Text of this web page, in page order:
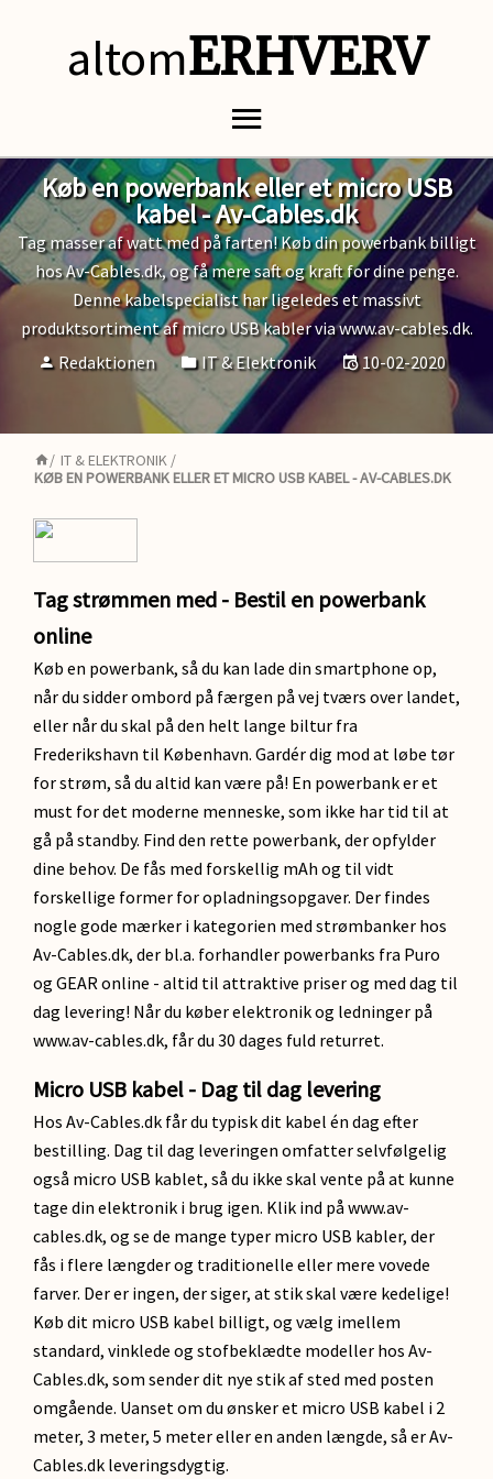
altomERHVERV
Køb en powerbank eller et micro USB
kabel - Av-Cables.dk
Tag masser af watt med på farten! Køb din powerbank billigt
hos Av-Cables.dk, og få mere saft og kraft for dine penge.
Denne kabelspecialist har ligeledes et massivt
produktsortiment af micro USB kabler via www.av-cables.dk.
Redaktionen
IT & Elektronik 10-02-2020
/ IT & ELEKTRONIK /
KØB EN POWERBANK ELLER ET MICRO USB KABEL - AV-CABLES.DK
Tag strømmen med - Bestil en powerbank
online
Køb en powerbank, så du kan lade din smartphone op,
når du sidder ombord på færgen på vej tværs over landet,
eller når du skal på den helt lange biltur fra
Frederikshavn til København. Gardér dig mod at løbe tør
for strøm, så du altid kan være på! En powerbank er et
must for det moderne menneske, som ikke har tid til at
gå på standby. Find den rette powerbank, der opfylder
dine behov. De fås med forskellig mAh og til vidt
forskellige former for opladningsopgaver. Der findes
nogle gode mærker i kategorien med strømbanker hos
Av-Cables.dk, der bl.a. forhandler powerbanks fra Puro
og GEAR online - altid til attraktive priser og med dag til
dag levering! Når du køber elektronik og ledninger på
www.av-cables.dk, får du 30 dages fuld returret.
Micro USB kabel - Dag til dag levering
Hos Av-Cables.dk får du typisk dit kabel én dag efter
bestilling. Dag til dag leveringen omfatter selvfølgelig
også micro USB kablet, så du ikke skal vente på at kunne
tage din elektronik i brug igen. Klik ind på www.av-
cables.dk, og se de mange typer micro USB kabler, der
fås i flere længder og traditionelle eller mere vovede
farver. Der er ingen, der siger, at stik skal være kedelige!
Køb dit micro USB kabel billigt, og vælg imellem
standard, vinklede og stofbeklædte modeller hos Av-
Cables.dk, som sender dit nye stik af sted med posten
omgående. Uanset om du ønsker et micro USB kabel i 2
meter, 3 meter, 5 meter eller en anden længde, så er Av-
Cables.dk leveringsdygtig.